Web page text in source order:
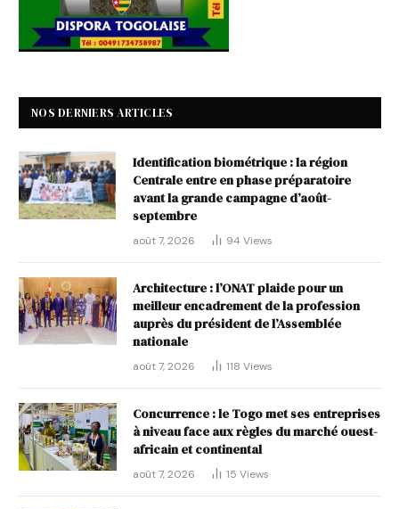
NOS DERNIERS ARTICLES
Identification biométrique : la région
Centrale entre en phase préparatoire
avant la grande campagne d’août-
septembre
août 7, 2026 94 Views
Architecture : l’ONAT plaide pour un
meilleur encadrement de la profession
auprès du président de l’Assemblée
nationale
août 7, 2026 118 Views
Concurrence : le Togo met ses entreprises
à niveau face aux règles du marché ouest-
africain et continental
août 7, 2026 15 Views